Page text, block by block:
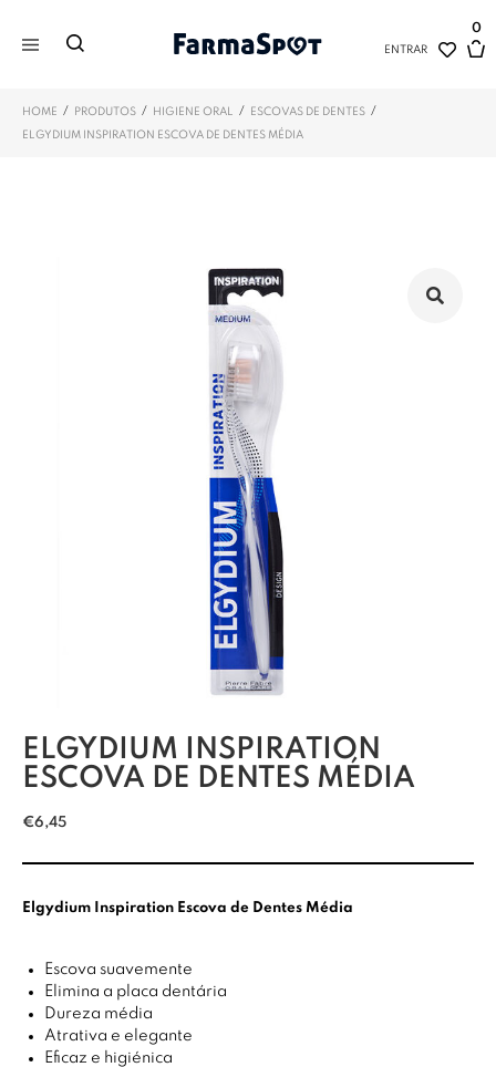
ENTRAR
0
HOME / PRODUTOS / HIGIENE ORAL / ESCOVAS DE DENTES /
ELGYDIUM INSPIRATION ESCOVA DE DENTES MÉDIA
ELGYDIUM INSPIRATION
ESCOVA DE DENTES MÉDIA
€6,45
Elgydium Inspiration Escova de Dentes Média
Escova suavemente
Elimina a placa dentária
Dureza média
Atrativa e elegante
Eficaz e higiénica